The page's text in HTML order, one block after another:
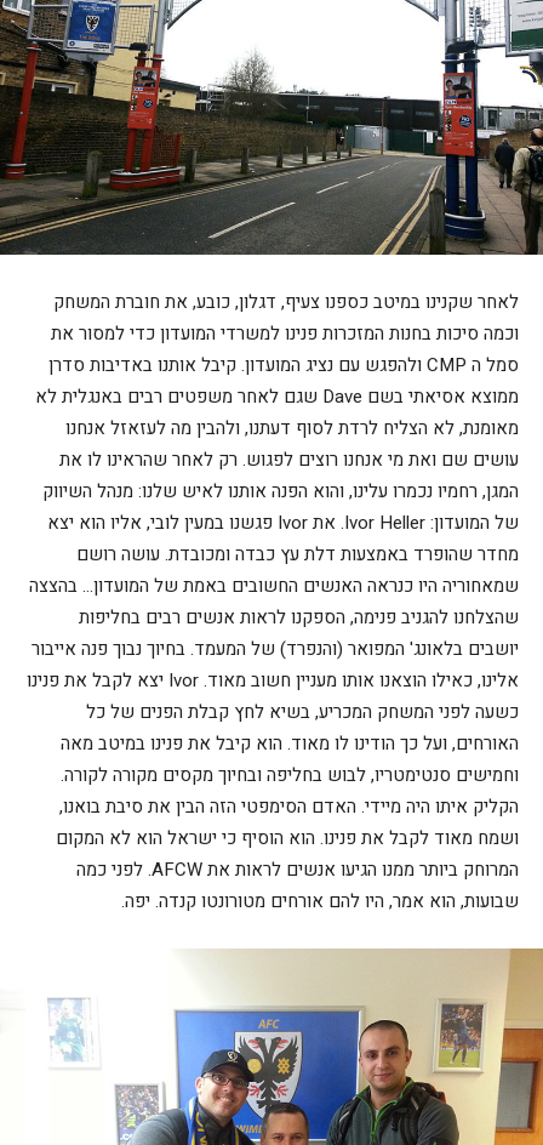
לאחר שקנינו במיטב כספנו צעיף, דגלון, כובע, את חוברת המשחק
וכמה סיכות בחנות המזכרות פנינו למשרדי המועדון כדי למסור את
סמל ה CMP ולהפגש עם נציג המועדון. קיבל אותנו באדיבות סדרן
ממוצא אסיאתי בשם Dave שגם לאחר משפטים רבים באנגלית לא
מאומנת, לא הצליח לרדת לסוף דעתנו, ולהבין מה לעזאזל אנחנו
עושים שם ואת מי אנחנו רוצים לפגוש. רק לאחר שהראינו לו את
המגן, רחמיו נכמרו עלינו, והוא הפנה אותנו לאיש שלנו: מנהל השיווק
של המועדון: Ivor Heller. את Ivor פגשנו במעין לובי, אליו הוא יצא
מחדר שהופרד באמצעות דלת עץ כבדה ומכובדת. עושה רושם
שמאחוריה היו כנראה האנשים החשובים באמת של המועדון… בהצצה
שהצלחנו להגניב פנימה, הספקנו לראות אנשים רבים בחליפות
יושבים בלאונג' המפואר (והנפרד) של המעמד. בחיוך נבוך פנה אייבור
אלינו, כאילו הוצאנו אותו מעניין חשוב מאוד. Ivor יצא לקבל את פנינו
כשעה לפני המשחק המכריע, בשיא לחץ קבלת הפנים של כל
האורחים, ועל כך הודינו לו מאוד. הוא קיבל את פנינו במיטב מאה
וחמישים סנטימטריו, לבוש בחליפה ובחיוך מקסים מקורה לקורה.
הקליק איתו היה מיידי. האדם הסימפטי הזה הבין את סיבת בואנו,
ושמח מאוד לקבל את פנינו. הוא הוסיף כי ישראל הוא לא המקום
המרוחק ביותר ממנו הגיעו אנשים לראות את AFCW. לפני כמה
שבועות, הוא אמר, היו להם אורחים מטורונטו קנדה. יפה.